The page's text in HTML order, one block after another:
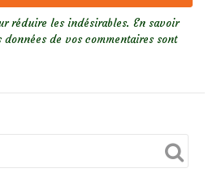
réduire les indésirables. En savoir
de vos commentaires sont